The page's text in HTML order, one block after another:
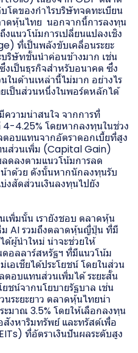
โตของกำไรบริษัทจดทะเบียน
ดหุ้นไทย นอกจากนี้การลงทุน
งแนวโน้มการเปลี่ยนแปลงเชิง
ที่เป็นพลังขับเคลื่อนระยะ
ริษัทชั้นนำค่อนข้างมาก เช่น
เป็นธุรกิจสำหรับอนาคต ซึ่ง
นด้านเหล่านี้ไม่มาก อย่างไร
เป็นส่วนหนึ่งในพอร์ตหลักได้
วามน่าสนใจ จากการที่
4-4.25% โดยหากลงทุนในช่วง
ตอบแทนจากอัตราดอกเบี้ยที่สูง
ส่วนเพิ่ม (Capital Gain)
ดลงตามแนวโน้มการลด
าด้วย ดังนั้นหากนักลงทุนรับ
งสัดส่วนเงินลงทุนไปยัง
พิ่มนั้น เรายังชอบ ตลาดหุ้น
ม AI รวมถึงตลาดหุ้นญี่ปุ่น ที่มี
ด้ผู้นำใหม่ น่าจะช่วยให้
อลลาร์สหรัฐฯ ที่มีแนวโน้ม
อเชียได้ประโยชน์ โดยในส่วน
อบแทนส่วนเพิ่มได้ ระยะสั้น
ชน์จากนโยบายรัฐบาล เช่น
ระยะยาว ตลาดหุ้นไทยน่า
ะมาณ 3.5% โดยให้เลือกลงทุน
งหาริมทรัพย์ และทรัสต์เพื่อ
ที่อัตราเงินปันผลระดับสูง